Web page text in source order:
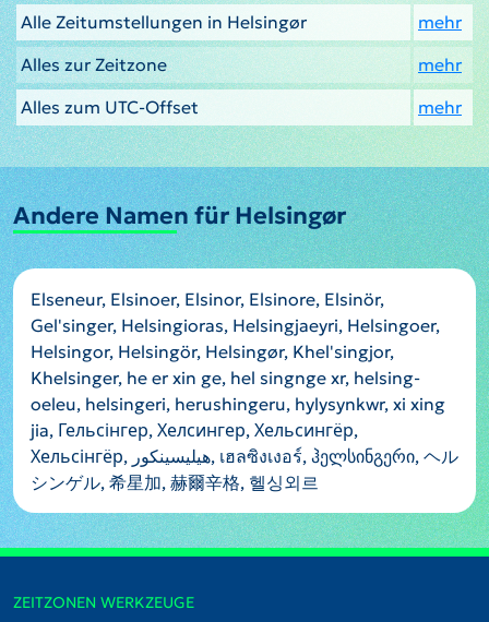
Alle Zeitumstellungen in Helsingør
mehr
Alles zur Zeitzone
mehr
Alles zum UTC-Offset
mehr
Andere Namen für Helsingør
Elseneur, Elsinoer, Elsinor, Elsinore, Elsinör,
Gel'singer, Helsingioras, Helsingjaeyri, Helsingoer,
Helsingor, Helsingör, Helsingør, Khel'singjor,
Khelsinger, he er xin ge, hel singnge xr, helsing-
oeleu, helsingeri, herushingeru, hylysynkwr, xi xing
jia, Гельсінгер, Хелсингер, Хельсингёр,
Хельсінгёр, هيليسينكور, เฮลซิงเงอร์, ჰელსინგერი, ヘル
シンゲル, 希星加, 赫爾辛格, 헬싱외르
ZEITZONEN WERKZEUGE